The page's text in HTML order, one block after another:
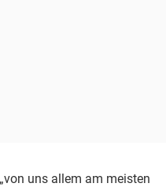
uns allem am meisten